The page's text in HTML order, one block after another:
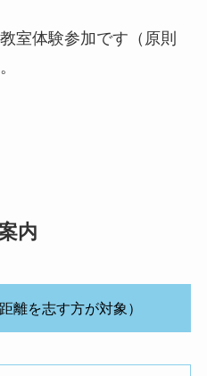
室体験参加です（原則
内
離を志す方が対象）